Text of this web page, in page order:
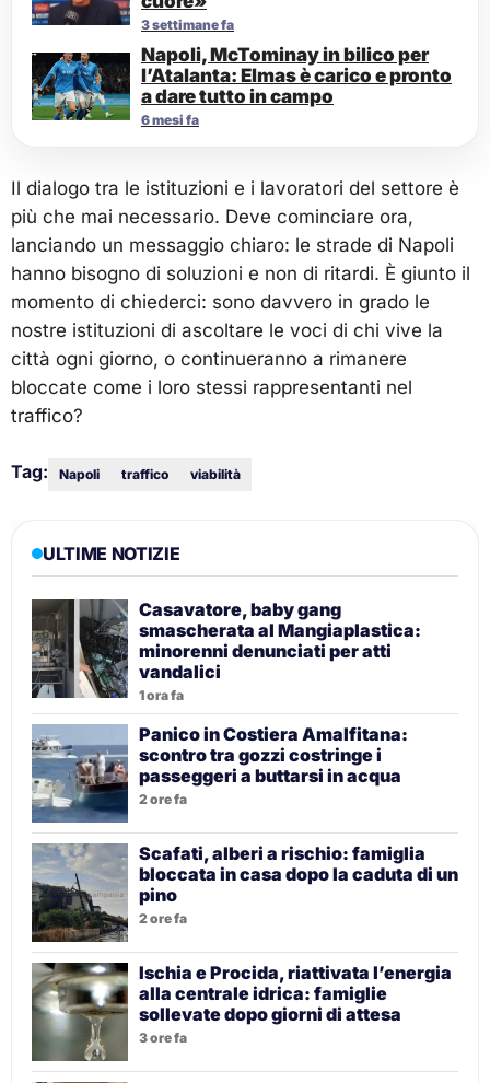
3 settimane fa
Napoli, McTominay in bilico per
l’Atalanta: Elmas è carico e pronto
a dare tutto in campo
6 mesi fa
Il dialogo tra le istituzioni e i lavoratori del settore è
più che mai necessario. Deve cominciare ora,
lanciando un messaggio chiaro: le strade di Napoli
hanno bisogno di soluzioni e non di ritardi. È giunto il
momento di chiederci: sono davvero in grado le
nostre istituzioni di ascoltare le voci di chi vive la
città ogni giorno, o continueranno a rimanere
bloccate come i loro stessi rappresentanti nel
traffico?
Tag: Napoli traffico viabilità
ULTIME NOTIZIE
Casavatore, baby gang
smascherata al Mangiaplastica:
minorenni denunciati per atti
vandalici
1 ora fa
Panico in Costiera Amalfitana:
scontro tra gozzi costringe i
passeggeri a buttarsi in acqua
2 ore fa
Scafati, alberi a rischio: famiglia
bloccata in casa dopo la caduta di un
pino
2 ore fa
Ischia e Procida, riattivata l’energia
alla centrale idrica: famiglie
sollevate dopo giorni di attesa
3 ore fa